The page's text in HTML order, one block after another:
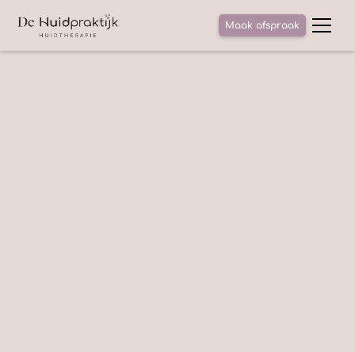
Maak afspraak